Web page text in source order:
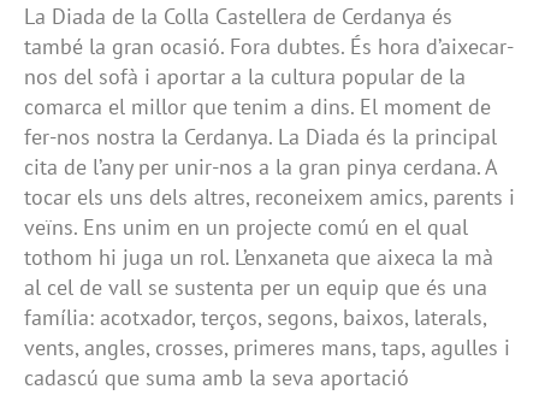
La Diada de la Colla Castellera de Cerdanya és
també la gran ocasió. Fora dubtes. És hora d’aixecar-
nos del sofà i aportar a la cultura popular de la
comarca el millor que tenim a dins. El moment de
fer-nos nostra la Cerdanya. La Diada és la principal
cita de l’any per unir-nos a la gran pinya cerdana. A
tocar els uns dels altres, reconeixem amics, parents i
veïns. Ens unim en un projecte comú en el qual
tothom hi juga un rol. L’enxaneta que aixeca la mà
al cel de vall se sustenta per un equip que és una
família: acotxador, terços, segons, baixos, laterals,
vents, angles, crosses, primeres mans, taps, agulles i
cadascú que suma amb la seva aportació